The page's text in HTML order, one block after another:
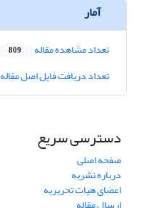
آمار
تعداد مشاهده مقاله 809
تعداد دریافت فایل اصل مقاله
دسترسی سریع
صفحه اصلی
درباره نشریه
اعضای هیات تحریریه